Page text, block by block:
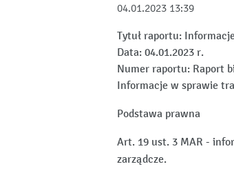
04.01.2023 13:39
Tytuł raportu:
Data: 04.01.2023 r.
Numer raportu: Raport
Informacje w sprawie
Podstawa prawna
Art. 19 ust. 3 MAR -
zarządcze.